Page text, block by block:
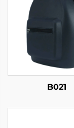
B021